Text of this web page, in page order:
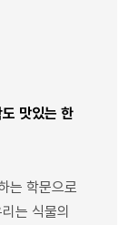
맛있는 한
는 학문으로
는 식물의